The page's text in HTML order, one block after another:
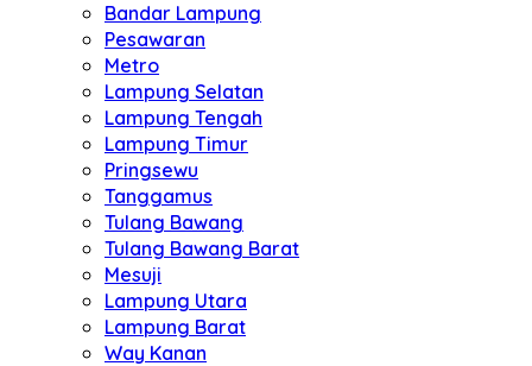
Bandar Lampung
Pesawaran
Metro
Lampung Selatan
Lampung Tengah
Lampung Timur
Pringsewu
Tanggamus
Tulang Bawang
Tulang Bawang Barat
Mesuji
Lampung Utara
Lampung Barat
Way Kanan